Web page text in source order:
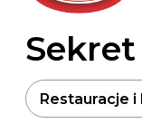
Restauracje